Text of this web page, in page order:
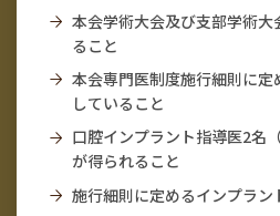
本会学術大会及び支部学術
ること
本会専門医制度施行細則に定
していること
口腔インプラント指導医2名
が得られること
施行細則に定めるインプラン